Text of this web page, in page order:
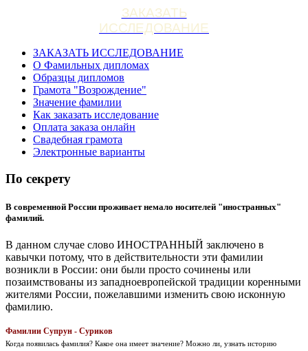
ЗАКАЗАТЬ
ИССЛЕДОВАНИЕ
ЗАКАЗАТЬ ИССЛЕДОВАНИЕ
О Фамильных дипломах
Образцы дипломов
Грамота "Возрождение"
Значение фамилии
Как заказать исследование
Оплата заказа онлайн
Свадебная грамота
Электронные варианты
По секрету
В современной России проживает немало носителей "иностранных"
фамилий.
В данном случае слово ИНОСТРАННЫЙ заключено в
кавычки потому, что в действительности эти фамилии
возникли в России: они были просто сочинены или
позаимствованы из западноевропейской традиции коренными
жителями России, пожелавшими изменить свою исконную
фамилию.
Фамилии Супрун - Суриков
Когда появилась фамилия? Какое она имеет значение? Можно ли, узнать историю